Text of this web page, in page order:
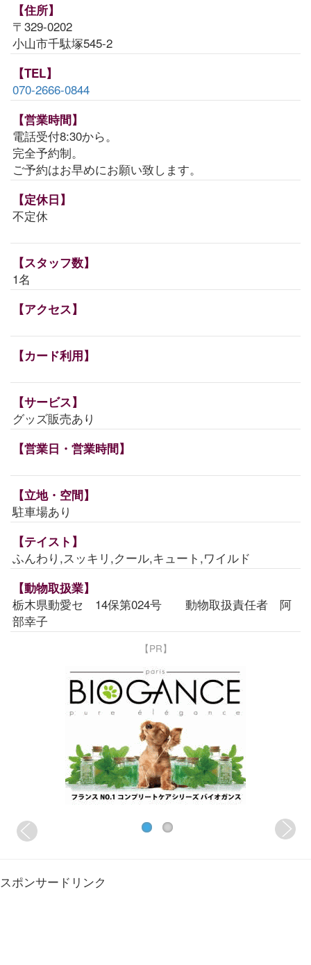
【住所】
〒329-0202
小山市千駄塚545-2
【TEL】
070-2666-0844
【営業時間】
電話受付8:30から。
完全予約制。
ご予約はお早めにお願い致します。
【定休日】
不定休
【スタッフ数】
1名
【アクセス】
【カード利用】
【サービス】
グッズ販売あり
【営業日・営業時間】
【立地・空間】
駐車場あり
【テイスト】
ふんわり,スッキリ,クール,キュート,ワイルド
【動物取扱業】
栃木県動愛セ 14保第024号 動物取扱責任者 阿
部幸子
【PR】
スポンサードリンク